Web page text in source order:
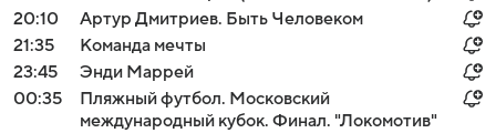
20:10
Артур Дмитриев. Быть Человеком
21:35
Команда мечты
23:45
Энди Маррей
00:35
Пляжный футбол. Московский
международный кубок. Финал. "Локомотив"